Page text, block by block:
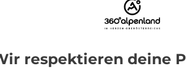
respektieren deine